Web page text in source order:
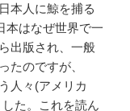
本人に鯨を捕る
本はなぜ世界で一
出版され、一般
たのですが、
人々(アメリカ
た。これを読ん